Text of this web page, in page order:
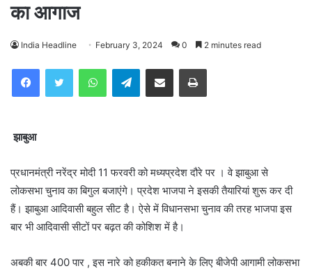
का आगाज
India Headline February 3, 2024 0 2 minutes read
WhatsAppTelegramShare via Email Print
झाबुआ
प्रधानमंत्री नरेंद्र मोदी 11 फरवरी को मध्यप्रदेश दौरे पर । वे झाबुआ से
लोकसभा चुनाव का बिगुल बजाएंगे। प्रदेश भाजपा ने इसकी तैयारियां शुरू कर दी
हैं। झाबुआ आदिवासी बहुल सीट है। ऐसे में विधानसभा चुनाव की तरह भाजपा इस
बार भी आदिवासी सीटों पर बढ़त की कोशिश में है।
अबकी बार 400 पार , इस नारे को हकीकत बनाने के लिए बीजेपी आगामी लोकसभा